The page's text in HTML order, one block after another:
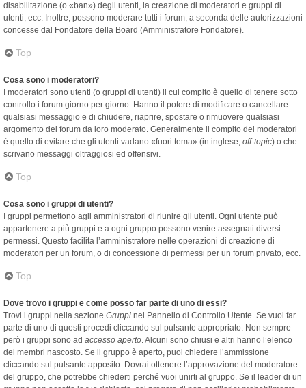
disabilitazione (o «ban») degli utenti, la creazione di moderatori e gruppi di
utenti, ecc. Inoltre, possono moderare tutti i forum, a seconda delle autorizzazioni
concesse dal Fondatore della Board (Amministratore Fondatore).
Top
Cosa sono i moderatori?
I moderatori sono utenti (o gruppi di utenti) il cui compito è quello di tenere sotto
controllo i forum giorno per giorno. Hanno il potere di modificare o cancellare
qualsiasi messaggio e di chiudere, riaprire, spostare o rimuovere qualsiasi
argomento del forum da loro moderato. Generalmente il compito dei moderatori
è quello di evitare che gli utenti vadano «fuori tema» (in inglese, off-topic) o che
scrivano messaggi oltraggiosi ed offensivi.
Top
Cosa sono i gruppi di utenti?
I gruppi permettono agli amministratori di riunire gli utenti. Ogni utente può
appartenere a più gruppi e a ogni gruppo possono venire assegnati diversi
permessi. Questo facilita l’amministratore nelle operazioni di creazione di
moderatori per un forum, o di concessione di permessi per un forum privato, ecc.
Top
Dove trovo i gruppi e come posso far parte di uno di essi?
Trovi i gruppi nella sezione Gruppi nel Pannello di Controllo Utente. Se vuoi far
parte di uno di questi procedi cliccando sul pulsante appropriato. Non sempre
però i gruppi sono ad accesso aperto. Alcuni sono chiusi e altri hanno l’elenco
dei membri nascosto. Se il gruppo è aperto, puoi chiedere l’ammissione
cliccando sul pulsante apposito. Dovrai ottenere l’approvazione del moderatore
del gruppo, che potrebbe chiederti perché vuoi unirti al gruppo. Se il leader di un